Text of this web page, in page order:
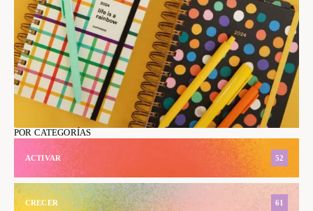
POR CATEGORÍAS
ACTIVAR 52
CRECER 61